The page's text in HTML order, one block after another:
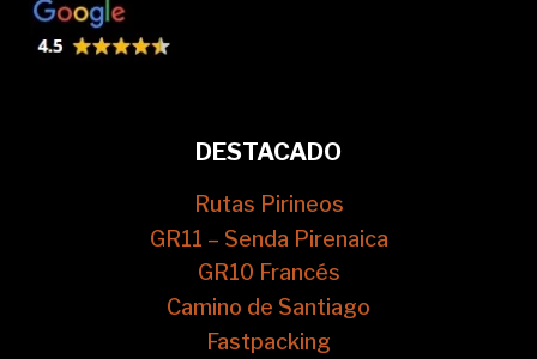
DESTACADO
Rutas Pirineos
GR11 – Senda Pirenaica
GR10 Francés
Camino de Santiago
Fastpacking